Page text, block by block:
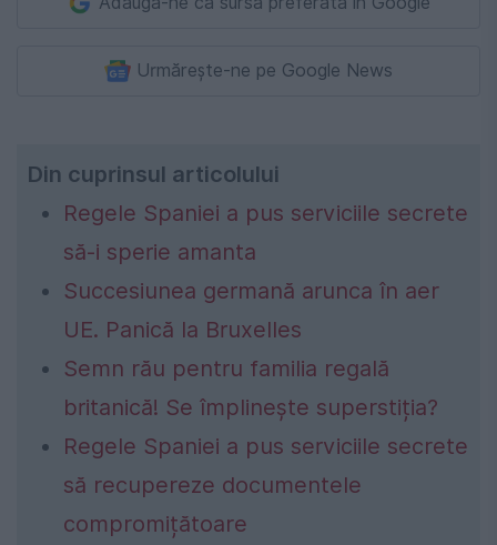
Urmărește-ne pe Google News
Din cuprinsul articolului
Regele Spaniei a pus serviciile secrete
să-i sperie amanta
Succesiunea germană arunca în aer
UE. Panică la Bruxelles
Semn rău pentru familia regală
britanică! Se împlinește superstiția?
Regele Spaniei a pus serviciile secrete
să recupereze documentele
compromițătoare